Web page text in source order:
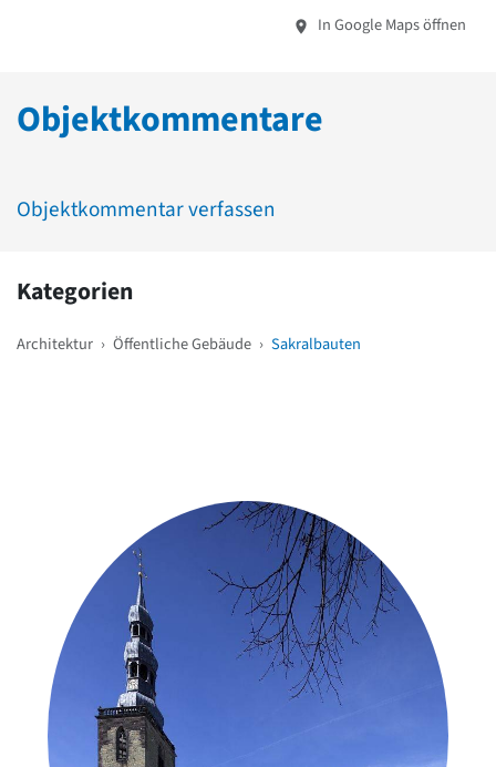
In Google Maps öffnen
Objektkommentare
Objektkommentar verfassen
Kategorien
Architektur › Öffentliche Gebäude › Sakralbauten